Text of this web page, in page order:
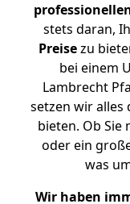
stets daran,
Preisezu
bei einem
Lambrecht
setzen wir alles
bieten. Ob Sie
oder ein
was
Wir haben